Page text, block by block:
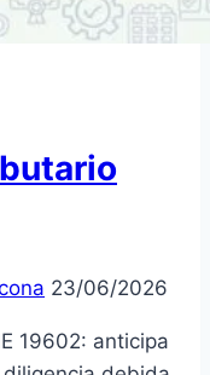
23/06/2026
19602: anticipa